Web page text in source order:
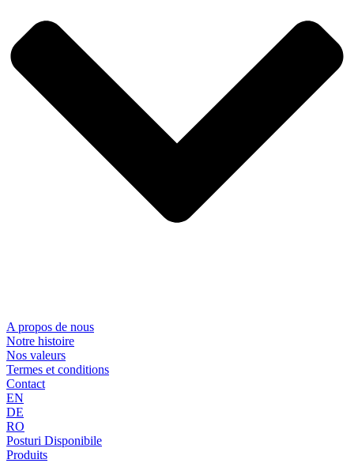
A propos de nous
Notre histoire
Nos valeurs
Termes et conditions
Contact
EN
DE
RO
Posturi Disponibile
Produits